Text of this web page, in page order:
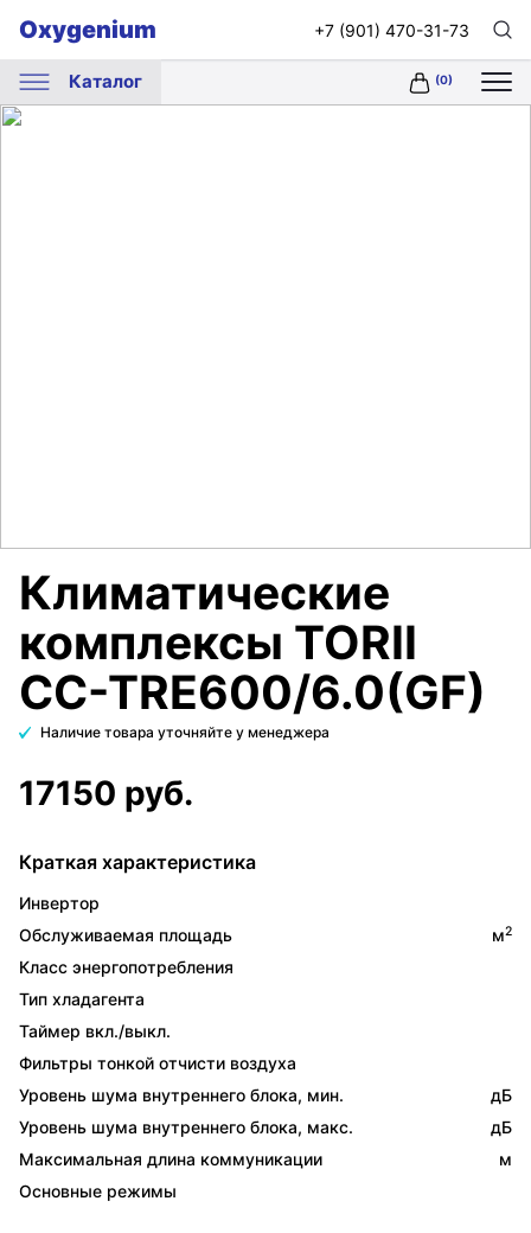
Oxygenium +7 (901) 470-31-73
Каталог
Климатические
комплексы TORII
CC-TRE600/6.0(GF)
Наличие товара уточняйте у менеджера
17150 руб.
Краткая характеристика
Инвертор
Обслуживаемая площадь
м2
Класс энергопотребления
Тип хладагента
Таймер вкл./выкл.
Фильтры тонкой отчисти воздуха
Уровень шума внутреннего блока, мин.
дБ
Уровень шума внутреннего блока, макс.
дБ
Максимальная длина коммуникации
м
Основные режимы